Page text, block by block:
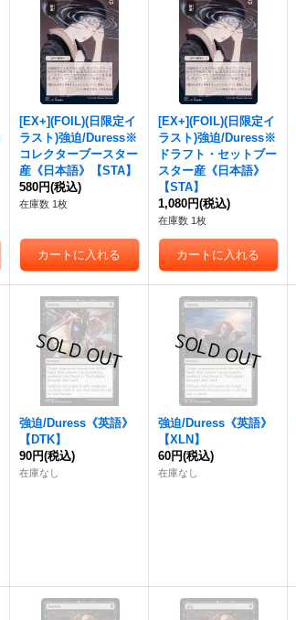
[EX+](FOIL)(日限定イ
ラスト)強迫/Duress※
コレクターブースター
産《日本語》【STA】
580円(税込)
在庫数 1枚
[EX+](FOIL)(日限定イ
ラスト)強迫/Duress※
ドラフト・セットブー
スター産《日本語》
【STA】
1,080円(税込)
在庫数 1枚
強迫/Duress《英語》
【DTK】
90円(税込)
在庫なし
強迫/Duress《英語》
【XLN】
60円(税込)
在庫なし